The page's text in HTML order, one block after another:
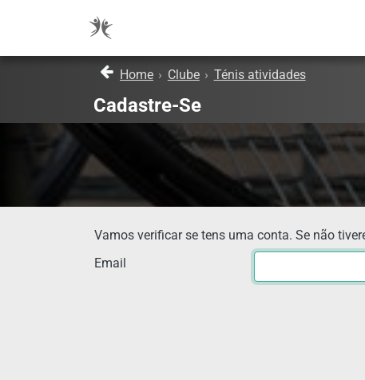
Home › Clube › Ténis atividades
Cadastre-Se
Vamos verificar se tens uma conta. Se não
Email